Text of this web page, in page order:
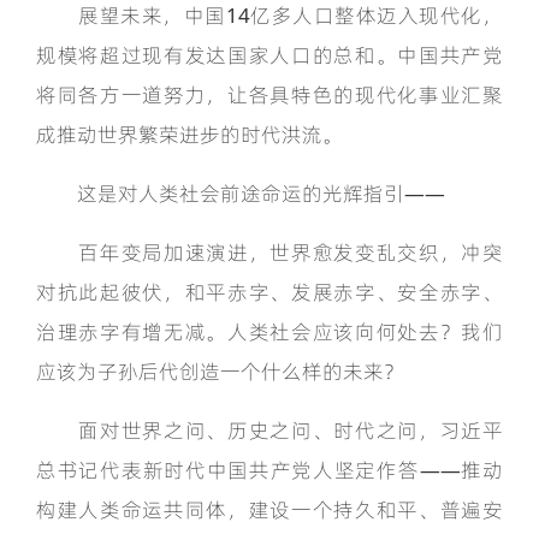
展望未来，中国14亿多人口整体迈入现代化，
规模将超过现有发达国家人口的总和。中国共产党
将同各方一道努力，让各具特色的现代化事业汇聚
成推动世界繁荣进步的时代洪流。
这是对人类社会前途命运的光辉指引——
百年变局加速演进，世界愈发变乱交织，冲突
对抗此起彼伏，和平赤字、发展赤字、安全赤字、
治理赤字有增无减。人类社会应该向何处去？我们
应该为子孙后代创造一个什么样的未来？
面对世界之问、历史之问、时代之问，习近平
总书记代表新时代中国共产党人坚定作答——推动
构建人类命运共同体，建设一个持久和平、普遍安